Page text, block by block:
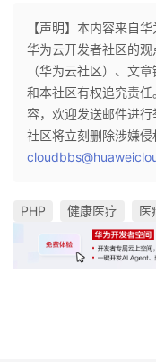
【声明】本内容来自
华为云开发者社区的
（华为云社区）、文
和本社区有权追究责
容，欢迎发送邮件进
社区将立刻删除涉嫌侵
PHP 健康医疗 医